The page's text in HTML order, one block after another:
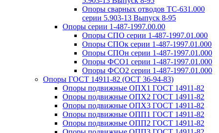
Опоры сварных отводов ТС-631.000
серии 5.903-13 Выпуск 8-95
Опоры серии 1-487-1997.00.00
Опоры СПО серии 1-487-1997.01.000
Опоры СПОк серии 1-487-1997.01.000
Опоры СПОн серии 1-487-1997.01.000
Опоры ФСО1 серии 1-487-1997.01.000
Опоры ФСО2 серии 1-487-1997.01.000
Опоры ГОСТ 14911-82 (ОСТ 36-94-83)
Опоры подвижные ОПХ1 ГОСТ 14911-82
Опоры подвижные ОПХ2 ГОСТ 14911-82
Опоры подвижные ОПХ3 ГОСТ 14911-82
Опоры подвижные ОПП1 ГОСТ 14911-82
Опоры подвижные ОПП2 ГОСТ 14911-82